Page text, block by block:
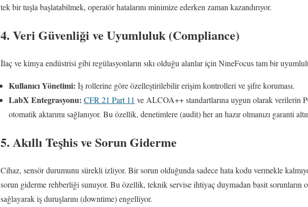
tek bir tuşla başlatabilmek, operatör hatalarını minimize ederken zaman kazandırıyor.
4. Veri Güvenliği ve Uyumluluk (Compliance)
İlaç ve kimya endüstrisi gibi regülasyonların sıkı olduğu alanlar için NineFocus tam bir
Kullanıcı Yönetimi: İş rollerine göre özelleştirilebilir erişim kontrolleri ve şifre koruması.
LabX Entegrasyonu: CFR 21 Part 11 ve ALCOA++ standartlarına uygun olarak verilerin
otomatik aktarımı sağlanıyor. Bu özellik, denetimlere (audit) her an hazır olmanızı garanti
5. Akıllı Teşhis ve Sorun Giderme
Cihaz, sensör durumunu sürekli izliyor. Bir sorun olduğunda sadece hata kodu vermekle
sorun giderme rehberliği sunuyor. Bu özellik, teknik servise ihtiyaç duymadan basit sorunların
sağlayarak iş duruşlarını (downtime) engelliyor.